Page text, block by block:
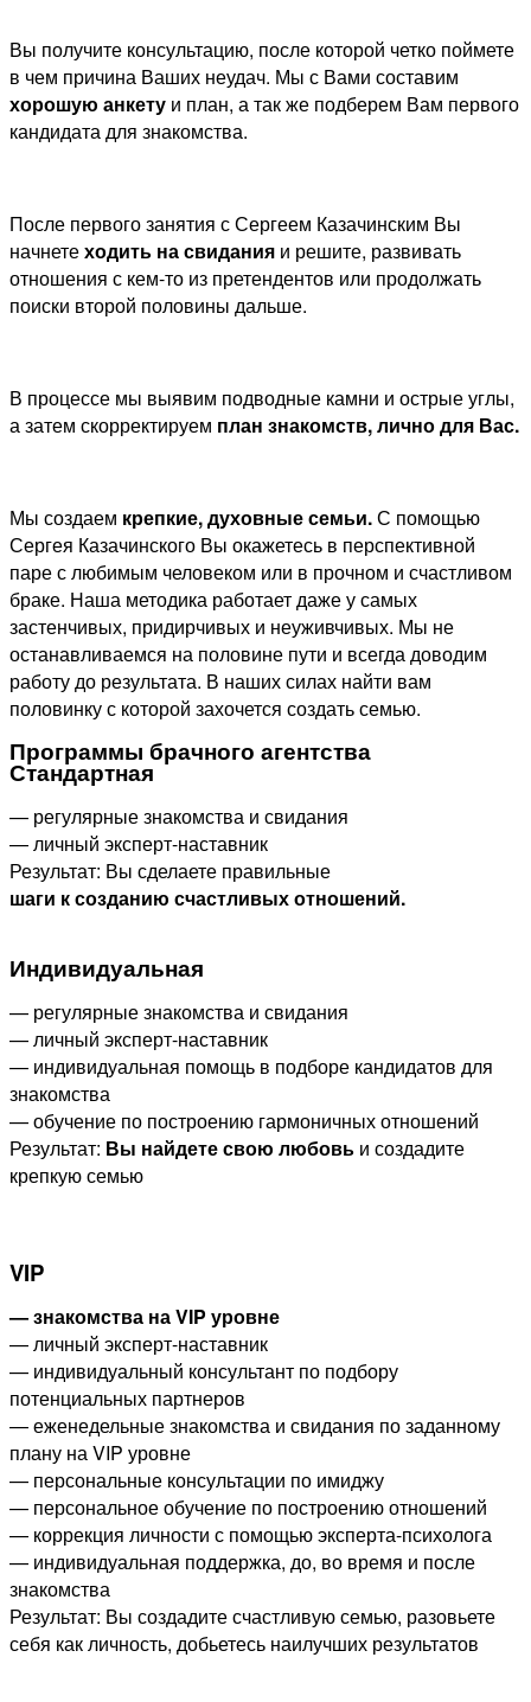
Вы получите консультацию, после которой четко поймете
в чем причина Ваших неудач. Мы с Вами составим
хорошую анкету и план, а так же подберем Вам первого
кандидата для знакомства.
После первого занятия с Сергеем Казачинским Вы
начнетеходить на свидания и решите, развивать
отношения с кем-то из претендентов или продолжать
поиски второй половины дальше.
В процессе мы выявим подводные камни и острые углы,
а затем скорректируем план знакомств, лично для Вас.
Мы создаем крепкие, духовные семьи.С помощью
Сергея Казачинского Вы окажетесь в перспективной
паре с любимым человеком или в прочном и счастливом
браке. Наша методика работает даже у самых
застенчивых, придирчивых и неуживчивых. Мы не
останавливаемся на половине пути и всегда доводим
работу до результата. В наших силах найти вам
половинку с которой захочется создать семью.
Программы брачного агентства
Стандартная
— регулярные знакомства и свидания
— личный эксперт-наставник
Результат: Вы сделаете правильные
шаги к созданию счастливых отношений.
Индивидуальная
— регулярные знакомства и свидания
— личный эксперт-наставник
— индивидуальная помощь в подборе кандидатов для
знакомства
— обучение по построению гармоничных отношений
Результат: Вы найдете свою любовь и создадите
крепкую семью
VIP
— знакомства на VIP уровне
— личный эксперт-наставник
— индивидуальный консультант по подбору
потенциальных партнеров
— еженедельные знакомства и свидания по заданному
плану на VIP уровне
— персональные консультации по имиджу
— персональное обучение по построению отношений
— коррекция личности с помощью эксперта-психолога
— индивидуальная поддержка, до, во время и после
знакомства
Результат: Вы создадите счастливую семью, разовьете
себя как личность, добьетесь наилучших результатов